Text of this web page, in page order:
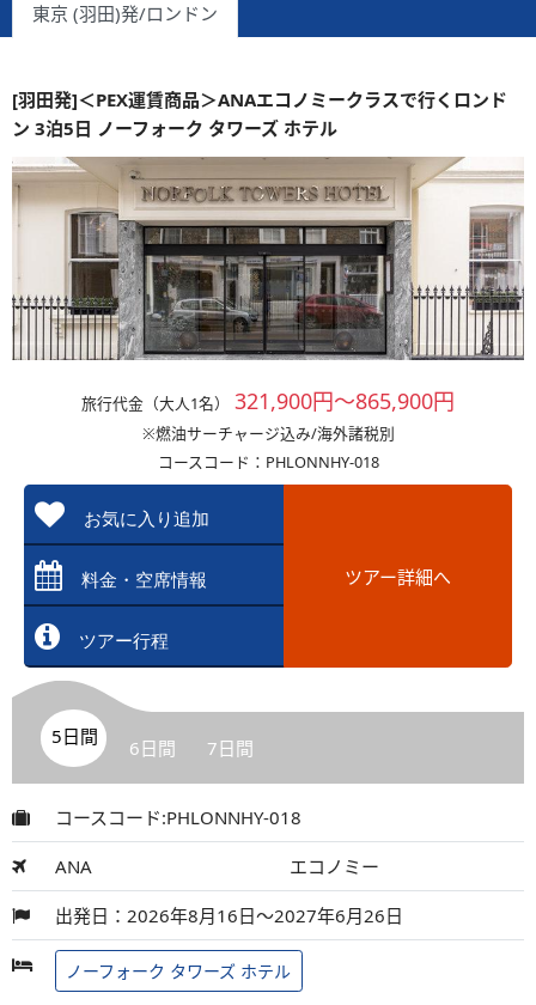
東京 (羽田)発/ロンドン
[羽田発]＜PEX運賃商品＞ANAエコノミークラスで行くロンド
ン 3泊5日 ノーフォーク タワーズ ホテル
旅行代金（大人1名） 321,900円～865,900円
※燃油サーチャージ込み/海外諸税別
コースコード：PHLONNHY-018
お気に入り追加
料金・空席情報
ツアー行程
ツアー詳細へ
5日間 6日間 7日間
コースコード:PHLONNHY-018
ANA エコノミー
出発日：2026年8月16日～2027年6月26日
ノーフォーク タワーズ ホテル